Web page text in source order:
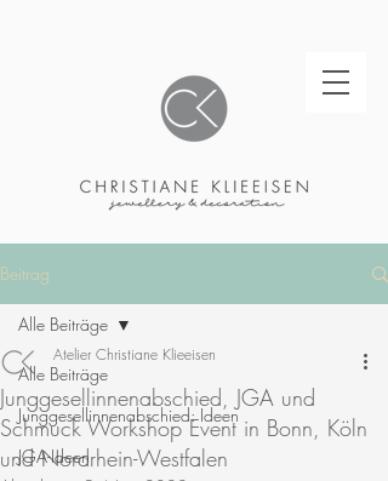
Beitrag
Alle Beiträge
Junggesellinnenabschied: Ideen
JGA-Ideen
Alle Beiträge
Junggesellinnenabschied, JGA und
Schmuck Workshop Event in Bonn, Köln
und Nordrhein-Westfalen
Atelier Christiane Klieeisen